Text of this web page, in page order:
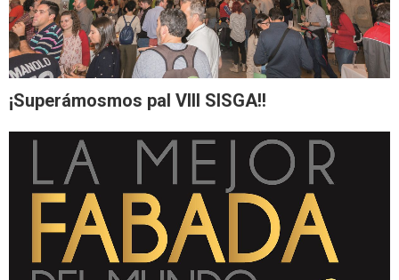
¡Superámosmos pal VIII SISGA!!